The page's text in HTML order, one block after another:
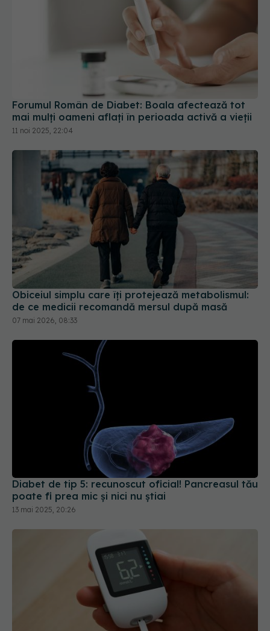
Forumul Român de Diabet: Boala afectează tot
mai mulţi oameni aflaţi în perioada activă a vieţii
Obiceiul simplu care îți protejează metabolismul:
de ce medicii recomandă mersul după masă
07 mai 2026, 08:33
Diabet de tip 5: recunoscut oficial! Pancreasul tău
poate fi prea mic și nici nu știai
13 mai 2025, 20:26